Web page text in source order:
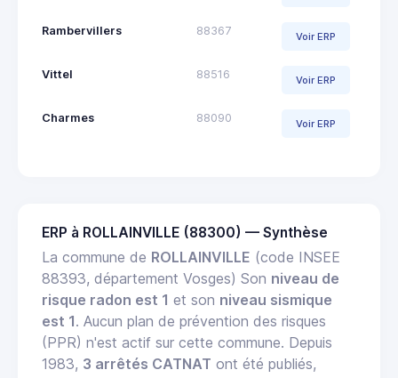
Rambervillers 88367 Voir ERP
Vittel 88516 Voir ERP
Charmes 88090 Voir ERP
ERP à ROLLAINVILLE (88300) — Synthèse
La commune de ROLLAINVILLE (code INSEE
88393, département Vosges) Son niveau de
risque radon est 1 et son niveau sismique
est 1. Aucun plan de prévention des risques
(PPR) n'est actif sur cette commune. Depuis
1983, 3 arrêtés CATNAT ont été publiés,